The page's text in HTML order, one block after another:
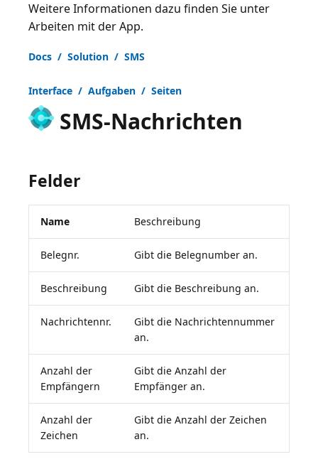
Weitere Informationen dazu finden Sie unter
Arbeiten mit der App.
Docs / Solution / SMS
Interface / Aufgaben / Seiten
SMS-Nachrichten
Felder
Name Beschreibung
Belegnr. Gibt die Belegnumber an.
Beschreibung Gibt die Beschreibung an.
Nachrichtennr.
Gibt die Nachrichtennummer
an.
Anzahl der
Empfängern
Gibt die Anzahl der
Empfänger an.
Anzahl der
Zeichen
Gibt die Anzahl der Zeichen
an.